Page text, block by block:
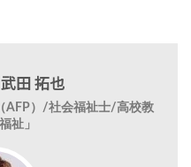
田 拓也
AFP）/社会福祉士/高校教
祉」